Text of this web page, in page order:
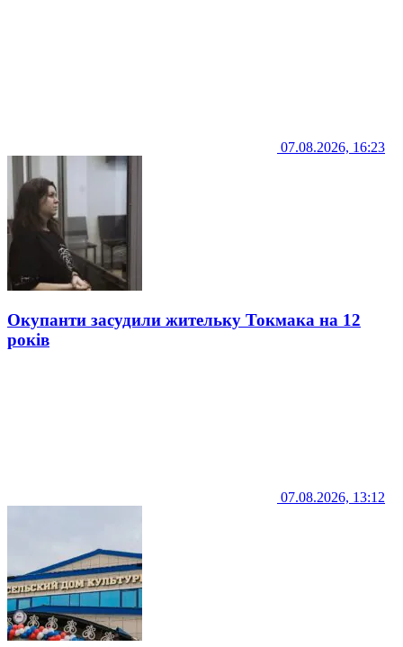
07.08.2026, 16:23
Окупанти засудили жительку Токмака на 12
років
07.08.2026, 13:12